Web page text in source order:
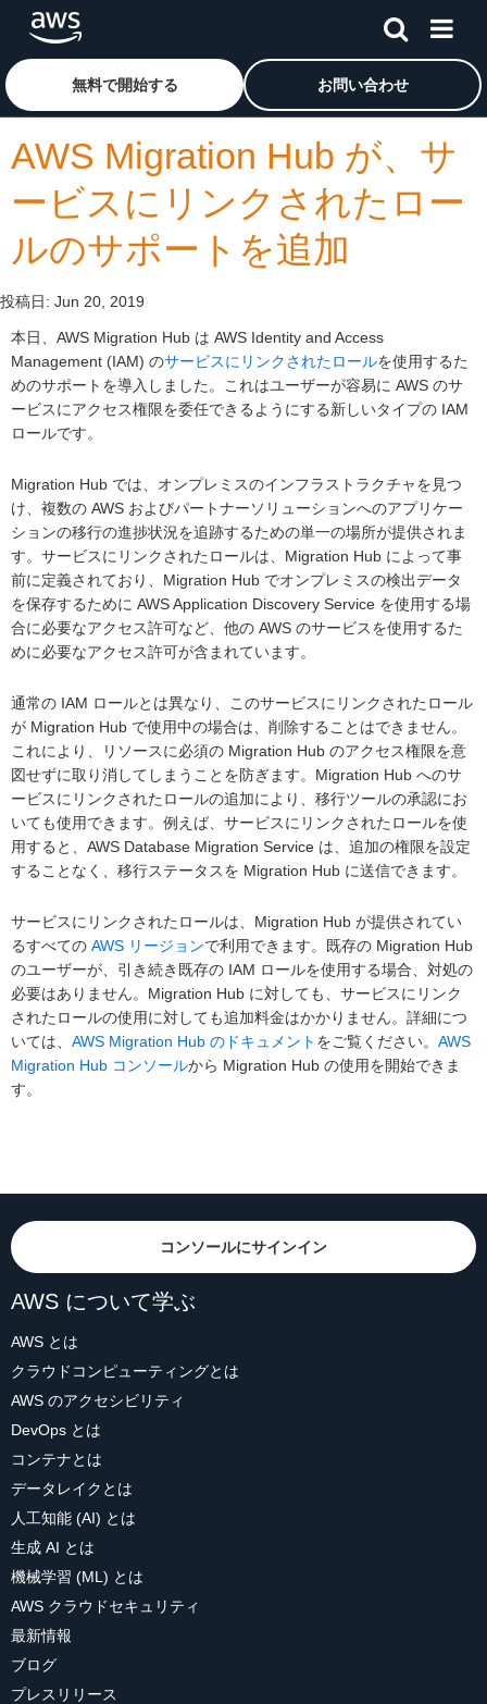
メインコンテンツに移動
アマゾン ウェブ サービスのホームページに戻るには、こ
無料で開始する お問い合わせ
AWS Migration Hub が、サ
ービスにリンクされたロー
ルのサポートを追加
投稿日: Jun 20, 2019
本日、AWS Migration Hub は AWS Identity and Access
Management (IAM) のサービスにリンクされたロールを使用するた
めのサポートを導入しました。これはユーザーが容易に AWS のサ
ービスにアクセス権限を委任できるようにする新しいタイプの IAM
ロールです。
Migration Hub では、オンプレミスのインフラストラクチャを見つ
け、複数の AWS およびパートナーソリューションへのアプリケー
ションの移行の進捗状況を追跡するための単一の場所が提供されま
す。サービスにリンクされたロールは、Migration Hub によって事
前に定義されており、Migration Hub でオンプレミスの検出データ
を保存するために AWS Application Discovery Service を使用する場
合に必要なアクセス許可など、他の AWS のサービスを使用するた
めに必要なアクセス許可が含まれています。
通常の IAM ロールとは異なり、このサービスにリンクされたロール
が Migration Hub で使用中の場合は、削除することはできません。
これにより、リソースに必須の Migration Hub のアクセス権限を意
図せずに取り消してしまうことを防ぎます。Migration Hub へのサ
ービスにリンクされたロールの追加により、移行ツールの承認にお
いても使用できます。例えば、サービスにリンクされたロールを使
用すると、AWS Database Migration Service は、追加の権限を設定
することなく、移行ステータスを Migration Hub に送信できます。
サービスにリンクされたロールは、Migration Hub が提供されてい
るすべての AWS リージョンで利用できます。既存の Migration Hub
のユーザーが、引き続き既存の IAM ロールを使用する場合、対処の
必要はありません。Migration Hub に対しても、サービスにリンク
されたロールの使用に対しても追加料金はかかりません。詳細につ
いては、 AWS Migration Hub のドキュメント をご覧ください。 AWS
Migration Hub コンソールから Migration Hub の使用を開始できま
す。
コンソールにサインイン
AWS について学ぶ
AWS とは
クラウドコンピューティングとは
AWS のアクセシビリティ
DevOps とは
コンテナとは
データレイクとは
人工知能 (AI) とは
生成 AI とは
機械学習 (ML) とは
AWS クラウドセキュリティ
最新情報
ブログ
プレスリリース